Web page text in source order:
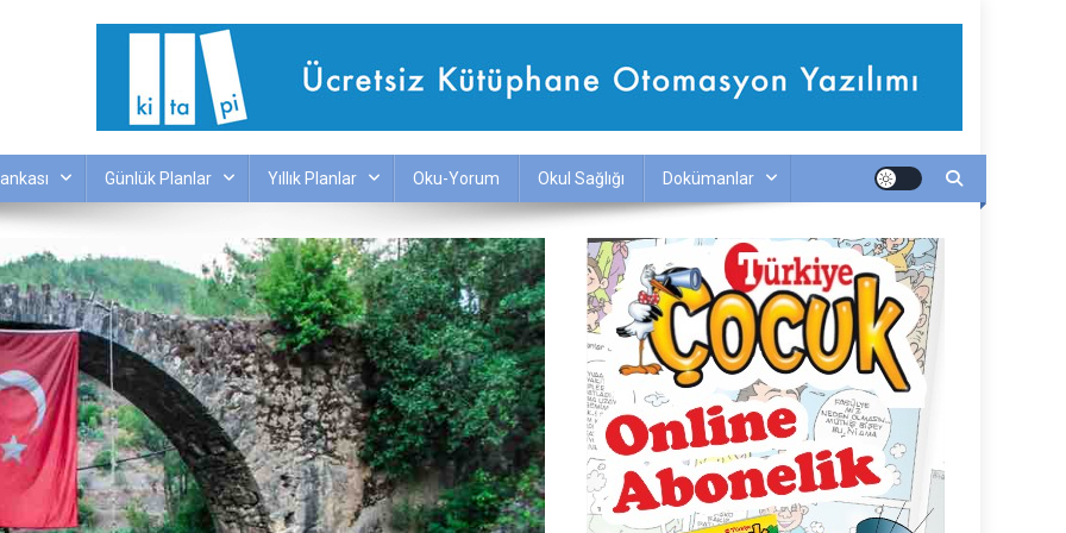
Günlük Planlar Yıllık Planlar Oku-Yorum Okul Sağlığı Dokümanlar